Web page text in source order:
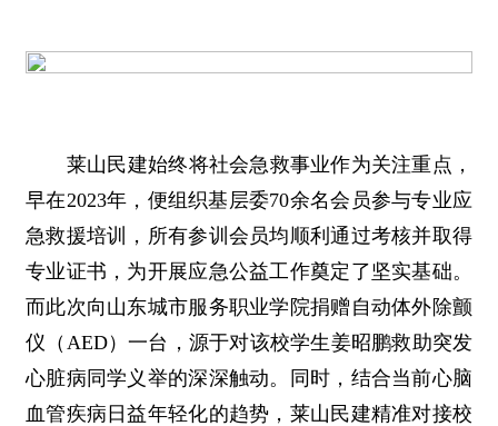
莱山民建始终将社会急救事业作为关注重点，
早在2023年，便组织基层委70余名会员参与专业应
急救援培训，所有参训会员均顺利通过考核并取得
专业证书，为开展应急公益工作奠定了坚实基础。
而此次向山东城市服务职业学院捐赠自动体外除颤
仪（AED）一台，源于对该校学生姜昭鹏救助突发
心脏病同学义举的深深触动。同时，结合当前心脑
血管疾病日益年轻化的趋势，莱山民建精准对接校